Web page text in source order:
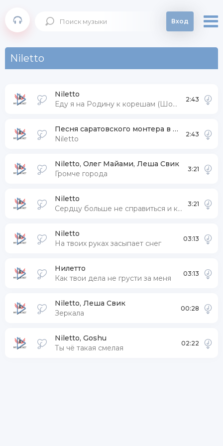
Вход
Niletto
Niletto
Еду я на Родину к корешам (Шоу Конфетка 2 сезон)
2:43
Песня саратовского монтера в исполнении
Niletto
2:43
Niletto, Олег Майами, Леша Свик
Громче города
3:21
Niletto
Сердцу больше не справиться и как его не проси
3:21
Niletto
На твоих руках засыпает снег
03:13
Нилетто
Как твои дела не грусти за меня
03:13
Niletto, Леша Свик
Зеркала
00:28
Niletto, Goshu
Ты чё такая смелая
02:22